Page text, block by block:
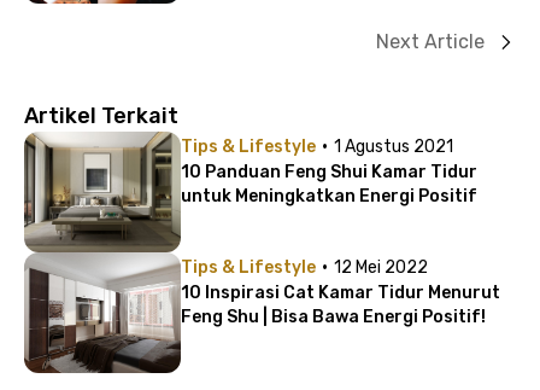
Next Article
Artikel Terkait
Tips & Lifestyle · 1 Agustus 2021
10 Panduan Feng Shui Kamar Tidur
untuk Meningkatkan Energi Positif
Tips & Lifestyle · 12 Mei 2022
10 Inspirasi Cat Kamar Tidur Menurut
Feng Shu | Bisa Bawa Energi Positif!